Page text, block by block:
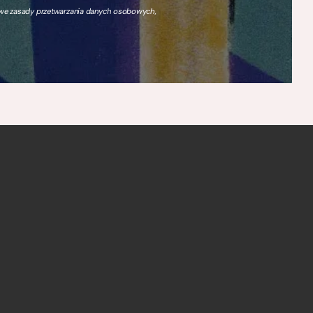
zasady przetwarzania danych osobowych,